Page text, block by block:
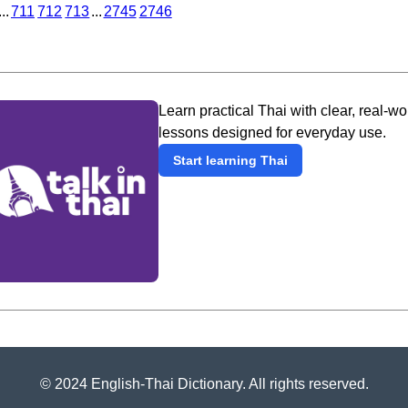
711 712 713... 2745 2746
Learn practical Thai with clear, real-
lessons designed for everyday use.
Start learning Thai
© 2024 English-Thai Dictionary. All rights reserved.